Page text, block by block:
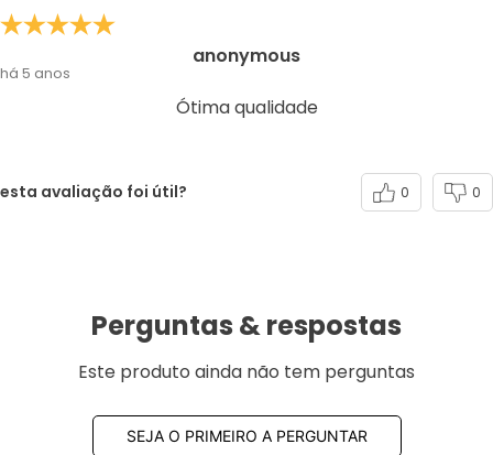
anonymous
há 5 anos
Ótima qualidade
esta avaliação foi útil? 0 0
Perguntas & respostas
Este produto ainda não tem perguntas
SEJA O PRIMEIRO A PERGUNTAR